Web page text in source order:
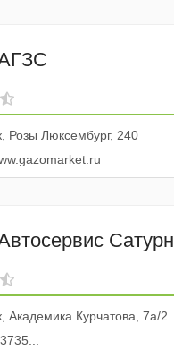
Розы Люксембург, 240
Сатурн
Академика Курчатова, 7а/2